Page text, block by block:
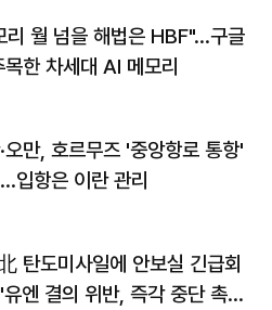
리 월 넘을 해법은 HBF"…구글
한 차세대 AI 메모리
오만, 호르무즈 '중앙항로 통항'
입항은 이란 관리
탄도미사일에 안보실 긴급회
엔 결의 위반, 즉각 중단 촉